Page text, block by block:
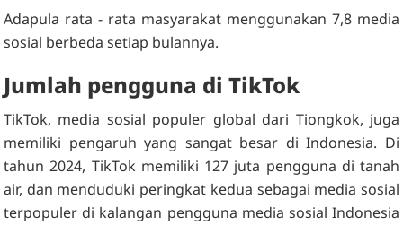
Adapula rata - rata masyarakat menggunakan 7,8 media
sosial berbeda setiap bulannya.
Jumlah pengguna di TikTok
TikTok, media sosial populer global dari Tiongkok, juga
memiliki pengaruh yang sangat besar di Indonesia. Di
tahun 2024, TikTok memiliki 127 juta pengguna di tanah
air, dan menduduki peringkat kedua sebagai media sosial
terpopuler di kalangan pengguna media sosial Indonesia